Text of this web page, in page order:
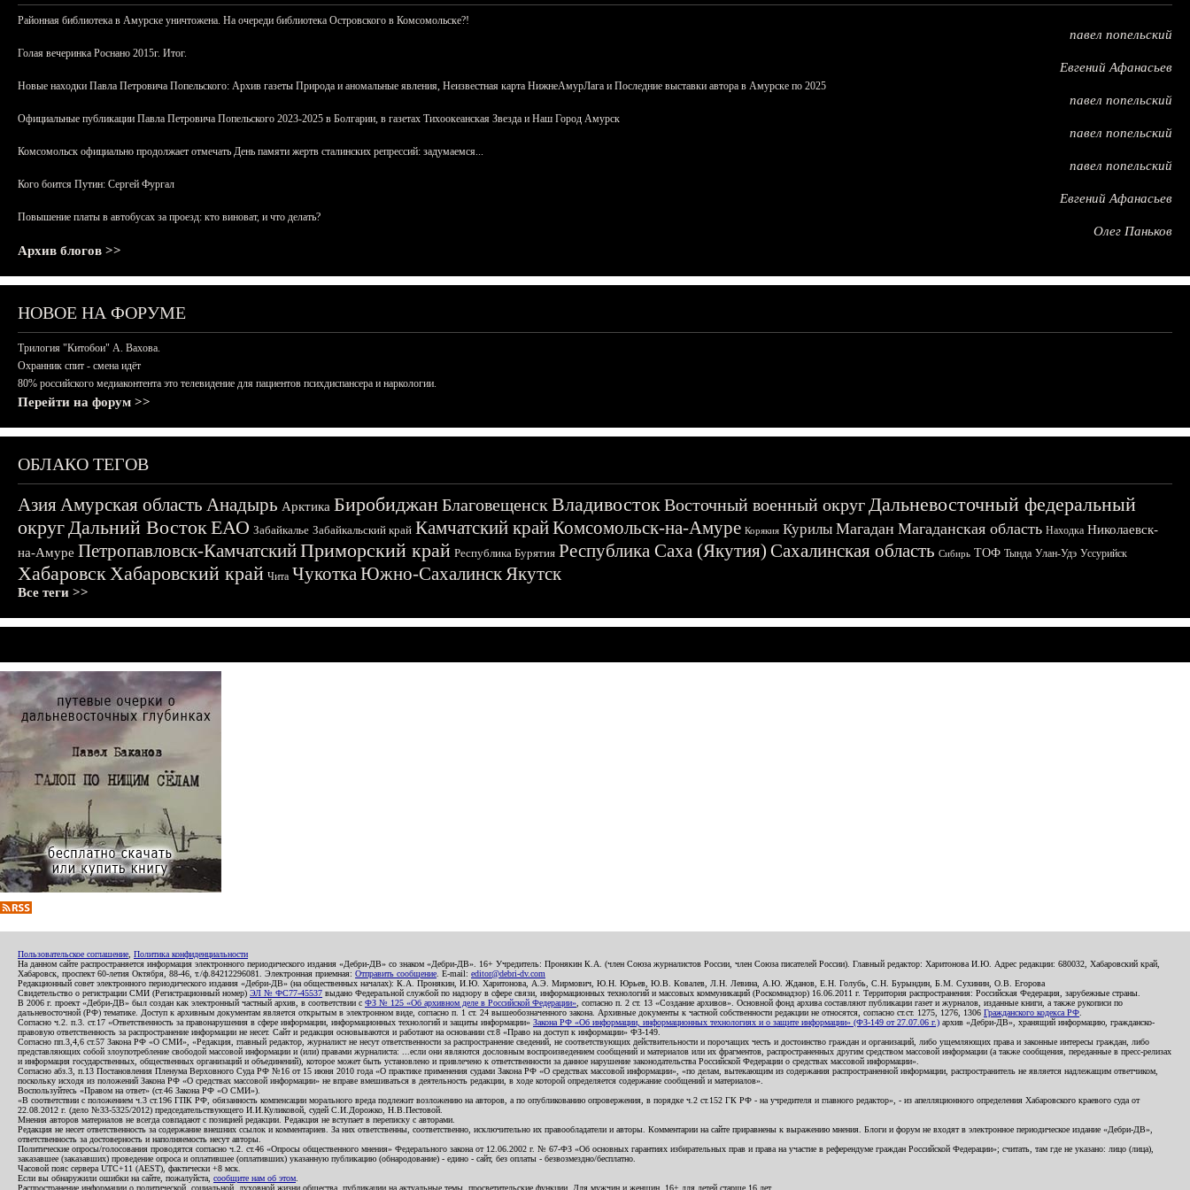
Районная библиотека в Амурске уничтожена. На очереди библиотека Островского в Комсомольске?!
павел попельский
Голая вечеринка Роснано 2015г. Итог.
Евгений Афанасьев
Новые находки Павла Петровича Попельского: Архив газеты Природа и аномальные явления, Неизвестная карта НижнеАмурЛага и Последние выставки автора в Амурске по 2025
павел попельский
Официальные публикации Павла Петровича Попельского 2023-2025 в Болгарии, в газетах Тихоокеанская Звезда и Наш Город Амурск
павел попельский
Комсомольск официально продолжает отмечать День памяти жертв сталинских репрессий: задумаемся...
павел попельский
Кого боится Путин: Сергей Фургал
Евгений Афанасьев
Повышение платы в автобусах за проезд: кто виноват, и что делать?
Олег Паньков
Архив блогов >>
НОВОЕ НА ФОРУМЕ
Трилогия "Китобои" А. Вахова.
Охранник спит - смена идёт
80% российского медиаконтента это телевидение для пациентов психдиспансера и наркологии.
Перейти на форум >>
ОБЛАКО ТЕГОВ
АзияАмурская область Анадырь Арктика БиробиджанБлаговещенскВладивостокВосточный военный округДальневосточный федеральный
округДальний ВостокЕАО Забайкалье Забайкальский край Камчатский крайКомсомольск-на-Амуре Корякия Курилы Магадан Магаданская область Находка Николаевск-
на-Амуре Петропавловск-КамчатскийПриморский край Республика Бурятия Республика Саха (Якутия) Сахалинская область Сибирь ТОФ Тында Улан-Удэ Уссурийск
ХабаровскХабаровский край Чита ЧукоткаЮжно-СахалинскЯкутск
Все теги >>
Пользовательское соглашение Политика конфиденциальности
На данном сайте распространяется информация электронного периодического издания «Дебри-ДВ» со знаком «Дебри-ДВ». 16+ Учредитель: Пронякин К.А. (член Союза журналистов России, член Союза писателей России). Главный редактор: Харитонова И.Ю. Адрес редакции: 680032, Хабаровский край,
Хабаровск, проспект 60-летия Октября, 88-46, т./ф.84212296081. Электронная приемная: Отправить сообщение . E-mail: editor@debri-dv.com
Редакционный совет электронного периодического издания «Дебри-ДВ» (на общественных началах): К.А. Пронякин, И.Ю. Харитонова, А.Э. Мирмович, Ю.Н. Юрьев, Ю.В. Ковалев, Л.Н. Левина, А.Ю. Жданов, Е.Н. Голубь, С.Н. Бурындин, Б.М. Сухинин, О.В. Егорова
Свидетельство о регистрации СМИ (Регистрационный номер) ЭЛ № ФС77-45537 выдано Федеральной службой по надзору в сфере связи, информационных технологий и массовых коммуникаций (Роскомнадзор) 16.06.2011 г. Территория распространения: Российская Федерация, зарубежные страны.
В 2006 г. проект «Дебри-ДВ» был создан как электронный частный архив, в соответствии с ФЗ № 125 «Об архивном деле в Российской Федерации» , согласно п. 2 ст. 13 «Создание архивов». Основной фонд архива составляют публикации газет и журналов, изданные книги, а также рукописи по
дальневосточной (РФ) тематике. Доступ к архивным документам является открытым в электронном виде, согласно п. 1 ст. 24 вышеобозначенного закона. Архивные документы к частной собственности редакции не относятся, согласно ст.ст. 1275, 1276, 1306 Гражданского кодекса РФ
Согласно ч.2. п.3. ст.17 «Ответственность за правонарушения в сфере информации, информационных технологий и защиты информации» Закона РФ «Об информации, информационных технологиях и о защите информации» (ФЗ-149 от 27.07.06 г.) архив «Дебри-ДВ», хранящий информацию, гражданско-
правовую ответственность за распространение информации не несет. Сайт и редакция основываются и работают на основании ст.8 «Право на доступ к информации» ФЗ-149.
Согласно пп.3,4,6 ст.57 Закона РФ «О СМИ», «Редакция, главный редактор, журналист не несут ответственности за распространение сведений, не соответствующих действительности и порочащих честь и достоинство граждан и организаций, либо ущемляющих права и законные интересы граждан, либо
представляющих собой злоупотребление свободой массовой информации и (или) правами журналиста: ...если они являются дословным воспроизведением сообщений и материалов или их фрагментов, распространенных другим средством массовой информации (а также сообщения, переданные в пресс-релизах
и информация государственных, общественных организаций и объединений), которое может быть установлено и привлечено к ответственности за данное нарушение законодательства Российской Федерации о средствах массовой информации».
Согласно абз.3, п.13 Постановления Пленума Верховного Суда РФ №16 от 15 июня 2010 года «О практике применения судами Закона РФ «О средствах массовой информации», «по делам, вытекающим из содержания распространенной информации, распространитель не является надлежащим ответчиком,
поскольку исходя из положений Закона РФ «О средствах массовой информации» не вправе вмешиваться в деятельность редакции, в ходе которой определяется содержание сообщений и материалов».
Воспользуйтесь «Правом на ответ» (ст.46 Закона РФ «О СМИ»).
«В соответствии с положением ч.3 ст.196 ГПК РФ, обязанность компенсации морального вреда подлежит возложению на авторов, а по опубликованию опровержения, в порядке ч.2 ст.152 ГК РФ - на учредителя и главного редактор», - из апелляционного определения Хабаровского краевого суда от
22.08.2012 г. (дело №33-5325/2012) председательствующего И.И.Куликовой, судей С.И.Дорожко, Н.В.Пестовой.
Мнения авторов материалов не всегда совпадают с позицией редакции. Редакция не вступает в переписку с авторами.
Редакция не несет ответственность за содержание внешних ссылок и комментариев. За них ответственны, соответственно, исключительно их правообладатели и авторы. Комментарии на сайте приравнены к выражению мнения. Блоги и форум не входят в электронное периодическое издание «Дебри-ДВ»,
ответственность за достоверность и наполняемость несут авторы.
Политические опросы/голосования проводятся согласно ч.2. ст.46 «Опросы общественного мнения» Федерального закона от 12.06.2002 г. № 67-ФЗ «Об основных гарантиях избирательных прав и права на участие в референдуме граждан Российской Федерации»; считать, там где не указано: лицо (лица),
заказавшее (заказавших) проведение опроса и оплатившее (оплативших) указанную публикацию (обнародование) - едино - сайт, без оплаты - безвозмездно/бесплатно.
Часовой пояс сервера UTC+11 (AEST), фактически +8 мск.
Если вы обнаружили ошибки на сайте, пожалуйста, сообщите нам об этом
Распространение информации о политической, социальной, духовной жизни общества, публикации на актуальные темы, просветительские функции. Для мужчин и женщин. 16+ для детей старше 16 лет.